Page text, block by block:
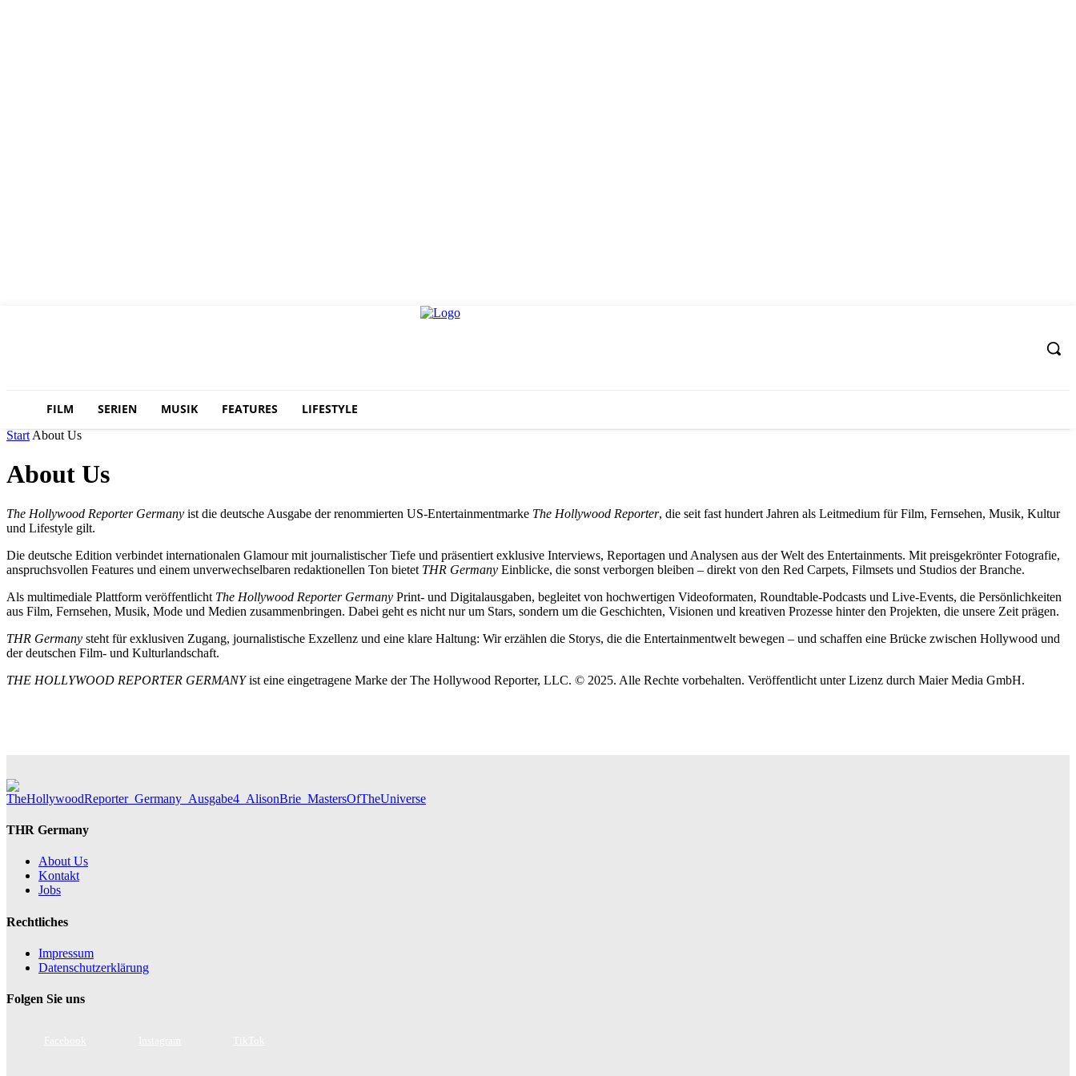
FILM SERIEN MUSIK FEATURES LIFESTYLE
Start About Us
About Us
The Hollywood Reporter Germany ist die deutsche Ausgabe der renommierten US-Entertainmentmarke The Hollywood Reporter, die seit fast hundert Jahren als Leitmedium für Film, Fernsehen, Musik, Kultur
und Lifestyle gilt.
Die deutsche Edition verbindet internationalen Glamour mit journalistischer Tiefe und präsentiert exklusive Interviews, Reportagen und Analysen aus der Welt des Entertainments. Mit preisgekrönter Fotografie,
anspruchsvollen Features und einem unverwechselbaren redaktionellen Ton bietet THR Germany Einblicke, die sonst verborgen bleiben – direkt von den Red Carpets, Filmsets und Studios der Branche.
Als multimediale Plattform veröffentlicht The Hollywood Reporter Germany Print- und Digitalausgaben, begleitet von hochwertigen Videoformaten, Roundtable-Podcasts und Live-Events, die Persönlichkeiten
aus Film, Fernsehen, Musik, Mode und Medien zusammenbringen. Dabei geht es nicht nur um Stars, sondern um die Geschichten, Visionen und kreativen Prozesse hinter den Projekten, die unsere Zeit prägen.
THR Germany steht für exklusiven Zugang, journalistische Exzellenz und eine klare Haltung: Wir erzählen die Storys, die die Entertainmentwelt bewegen – und schaffen eine Brücke zwischen Hollywood und
der deutschen Film- und Kulturlandschaft.
THE HOLLYWOOD REPORTER GERMANYist eine eingetragene Marke der The Hollywood Reporter, LLC. © 2025. Alle Rechte vorbehalten. Veröffentlicht unter Lizenz durch Maier Media GmbH.
THR Germany
About Us
Kontakt
Jobs
Rechtliches
Impressum
Datenschutzerklärung
Folgen Sie uns